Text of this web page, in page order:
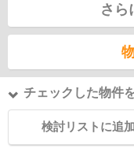
さら
チェックした物件
検討リストに追加